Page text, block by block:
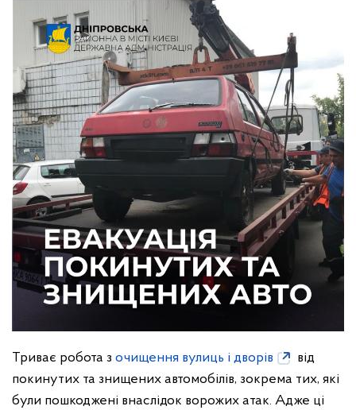
Триває робота з очищення вулиць і дворів
від
покинутих та знищених автомобілів, зокрема тих, які
були пошкоджені внаслідок ворожих атак. Адже ці